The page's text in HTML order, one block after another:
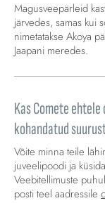
Magusveepärleid
järvedes, samas kui
nimetatakse Akoya
Jaapani meredes.
Kas Comete
kohandatud
Võite minna teile
juveelipoodi ja
Veebitellimuste
posti teel aadressile